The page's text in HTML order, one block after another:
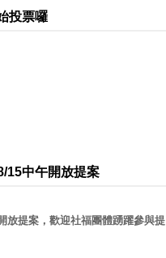
投票囉
15中午開放提案
放提案，歡迎社福團體踴躍參與提